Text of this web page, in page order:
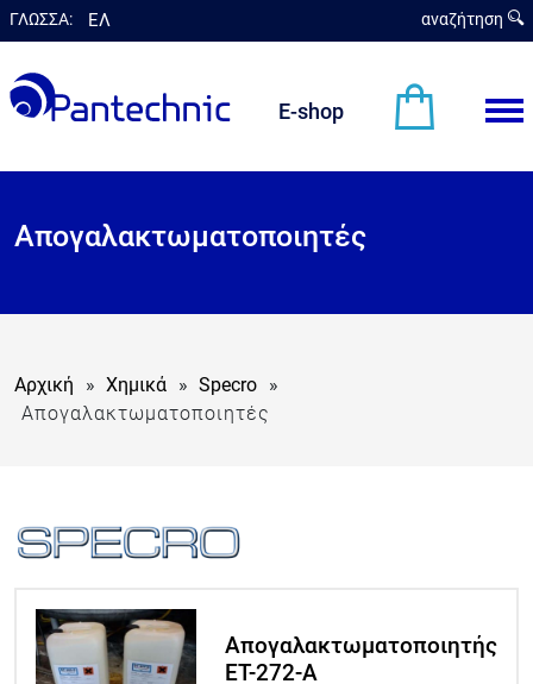
ΓΛΩΣΣΑ: ΕΛ αναζήτηση
E-shop
Απογαλακτωματοποιητές
Αρχική » Χημικά » Specro »
Απογαλακτωματοποιητές
Απογαλακτωματοποιητής
ET-272-A